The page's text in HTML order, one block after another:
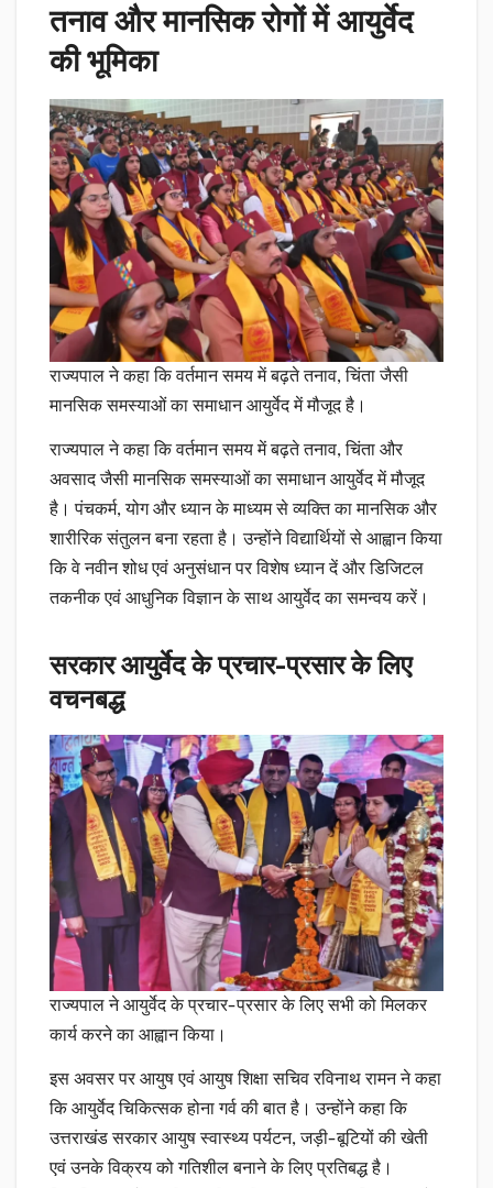
तनाव और मानसिक रोगों में आयुर्वेद
की भूमिका
राज्यपाल ने कहा कि वर्तमान समय में बढ़ते तनाव, चिंता जैसी
मानसिक समस्याओं का समाधान आयुर्वेद में मौजूद है।
राज्यपाल ने कहा कि वर्तमान समय में बढ़ते तनाव, चिंता और
अवसाद जैसी मानसिक समस्याओं का समाधान आयुर्वेद में मौजूद
है। पंचकर्म, योग और ध्यान के माध्यम से व्यक्ति का मानसिक और
शारीरिक संतुलन बना रहता है। उन्होंने विद्यार्थियों से आह्वान किया
कि वे नवीन शोध एवं अनुसंधान पर विशेष ध्यान दें और डिजिटल
तकनीक एवं आधुनिक विज्ञान के साथ आयुर्वेद का समन्वय करें।
सरकार आयुर्वेद के प्रचार-प्रसार के लिए
वचनबद्ध
राज्यपाल ने आयुर्वेद के प्रचार-प्रसार के लिए सभी को मिलकर
कार्य करने का आह्वान किया।
इस अवसर पर आयुष एवं आयुष शिक्षा सचिव रविनाथ रामन ने कहा
कि आयुर्वेद चिकित्सक होना गर्व की बात है। उन्होंने कहा कि
उत्तराखंड सरकार आयुष स्वास्थ्य पर्यटन, जड़ी-बूटियों की खेती
एवं उनके विक्रय को गतिशील बनाने के लिए प्रतिबद्ध है।